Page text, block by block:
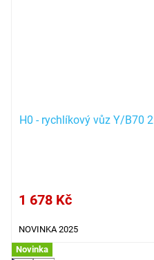
H0 - rychlíkový vůz Y/B70
1 678 Kč
NOVINKA 2025
Novinka